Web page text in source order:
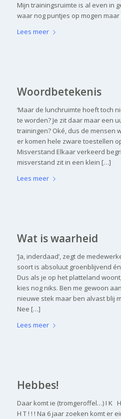
Mijn trainingsruimte is al even in
waar nog puntjes op mogen
Lees meer
Woordbetekenis
‘Maar de lunchruimte hoeft toch
te worden? Je zit daar maar een
trainingen? Oké, dus de mensen
er komen hele zware toestellen
Misverstand Elkaar verkeerd
misverstand zit in een klein […]
Lees meer
Wat is waarheid
‘Ja, inderdaad’, zegt de
soort is absoluut groenblijvend
Dus als je op het platteland
kies nog niks. Ben me gewoon
nieuwe stek maar ben alvast blij
Nee […]
Lees meer
Hebbes!
Daar komt ie (tromgeroffel…) I K H
H T ! ! ! Na 6 jaar zoeken komt er